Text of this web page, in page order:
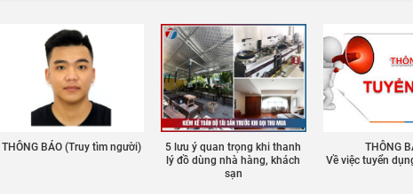
THÔNG BÁO (Truy tìm người)
5 lưu ý quan trọng khi thanh
lý đồ dùng nhà hàng, khách
sạn
THÔNG
Về việc tuyển